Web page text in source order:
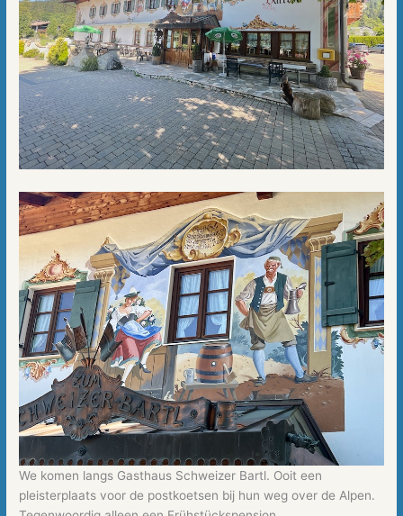
We komen langs Gasthaus Schweizer Bartl. Ooit een
pleisterplaats voor de postkoetsen bij hun weg over de Alpen.